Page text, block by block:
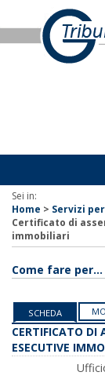
Sei in:
Home > Servizi
Certificato di
immobiliari
Come fare per...
SCHEDA
CERTIFICATO DI
ESECUTIVE